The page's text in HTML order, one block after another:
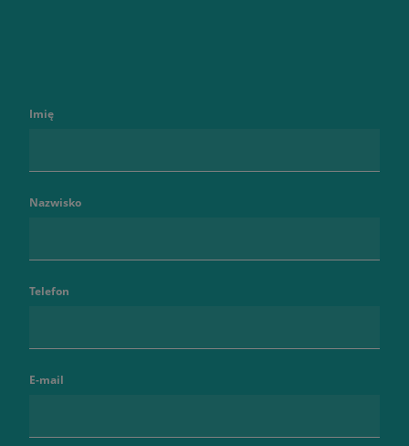
Imię
Nazwisko
Telefon
E-mail